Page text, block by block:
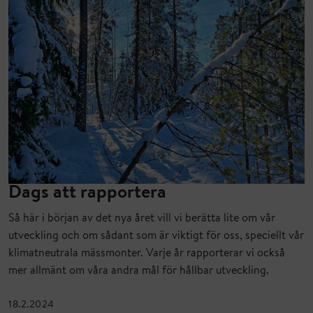
Dags att rapportera
Så här i början av det nya året vill vi berätta lite om vår
utveckling och om sådant som är viktigt för oss, speciellt vår
klimatneutrala mässmonter. Varje år rapporterar vi också
mer allmänt om våra andra mål för hållbar utveckling.
18.2.2024